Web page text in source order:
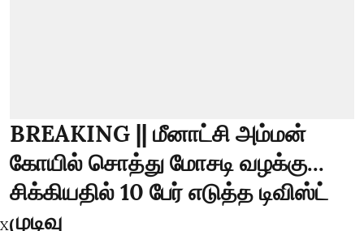
BREAKING || மீனாட்சி அம்மன்
கோயில் சொத்து மோசடி வழக்கு...
சிக்கியதில் 10 பேர் எடுத்த டிவிஸ்ட்
முடிவு
X